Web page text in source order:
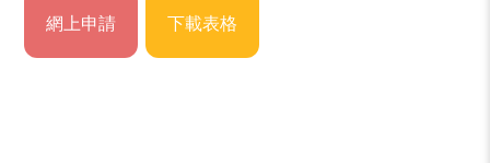
網上申請 下載表格